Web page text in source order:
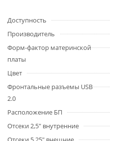
Доступность
Производитель
Форм-фактор материнской
платы
Цвет
Фронтальные разъемы USB
2.0
Расположение БП
Отсеки 2,5" внутренние